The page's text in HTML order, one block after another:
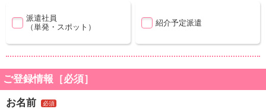
派遣社員
（単発・スポット）
紹介予定派遣
ご登録情報［必須］
お名前 必須